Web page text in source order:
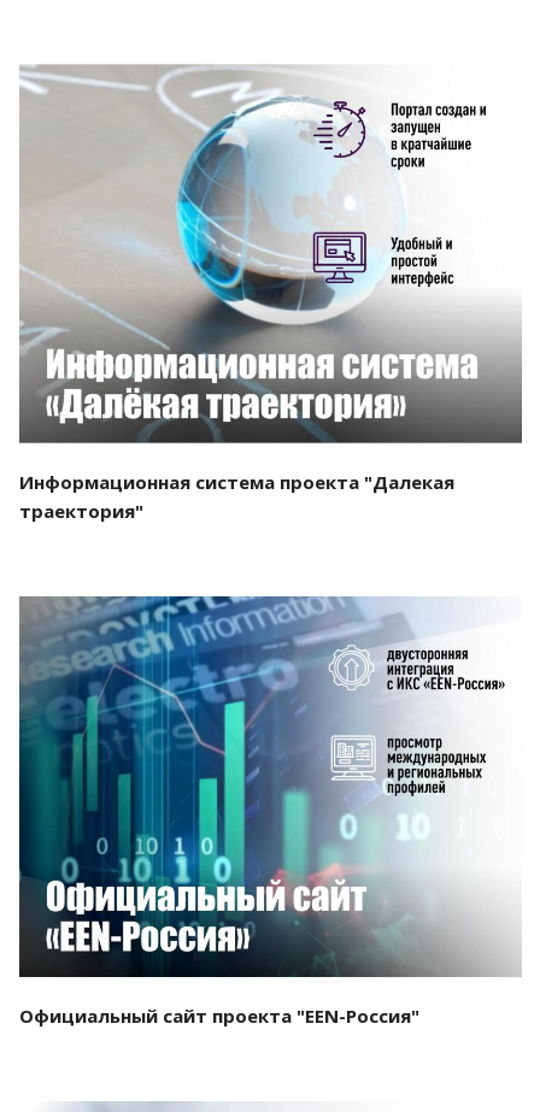
Смотреть проект
Информационная система проекта "Далекая
траектория"
Смотреть проект
Официальный сайт проекта "EEN-Россия"